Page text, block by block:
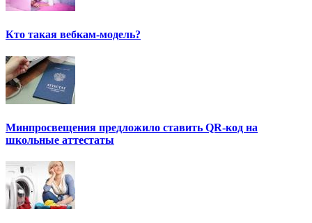
Кто такая вебкам-модель?
Минпросвещения предложило ставить QR-код на
школьные аттестаты